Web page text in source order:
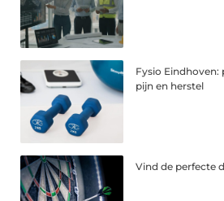
Fysio Eindhoven:
pijn en herstel
Vind de perfecte